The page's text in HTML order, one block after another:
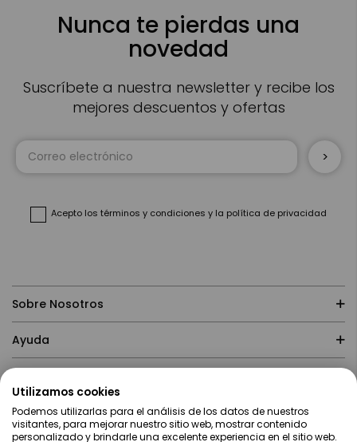
Nunca te pierdas una
novedad
Suscríbete a nuestra newsletter y recibe los
mejores descuentos y ofertas
Inscríbase
Acepto los términos y condiciones y la política de privacidad
Sobre Nosotros
Ayuda
Contacto
Utilizamos cookies
Podemos utilizarlas para el análisis de los datos de nuestros
visitantes, para mejorar nuestro sitio web, mostrar contenido
personalizado y brindarle una excelente experiencia en el sitio web.